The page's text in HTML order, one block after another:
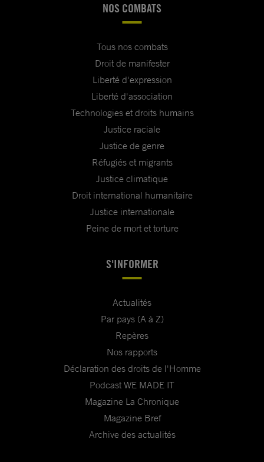
NOS COMBATS
Tous nos combats
Droit de manifester
Liberté d'expression
Liberté d'association
Technologies et droits humains
Justice raciale
Justice de genre
Réfugiés et migrants
Justice climatique
Droit international humanitaire
Justice internationale
Peine de mort et torture
S'INFORMER
Actualités
Par pays (A à Z)
Repères
Nos rapports
Déclaration des droits de l'Homme
Podcast WE MADE IT
Magazine La Chronique
Magazine Bref
Archive des actualités